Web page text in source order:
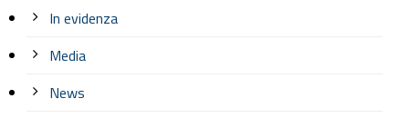
In evidenza
Media
News